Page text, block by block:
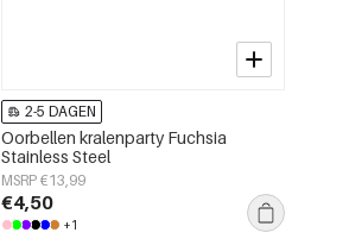
2-5 DAGEN
Oorbellen kralenparty Fuchsia
Stainless Steel
MSRP €13,99
€4,50
+1